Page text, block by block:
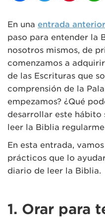
En una entrada anterior
paso para entender la
nosotros mismos, de
comenzamos a
de las Escrituras que
comprensión de la
empezamos? ¿Qué
desarrollar este hábito
leer la Biblia
En esta entrada,
prácticos que lo
diario de leer la Biblia.
1. Orar para